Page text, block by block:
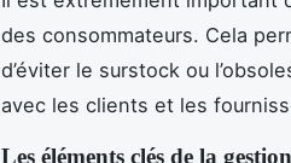
des consommateurs. Cela
d’éviter le surstock ou
avec les clients et les
Les éléments clés de la